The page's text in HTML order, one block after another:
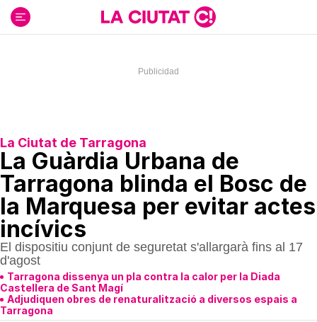
contenido
La Ciutat de Tarragona
La Guàrdia Urbana de
Tarragona blinda el Bosc de
la Marquesa per evitar actes
incívics
El dispositiu conjunt de seguretat s'allargarà fins al 17
d'agost
Tarragona dissenya un pla contra la calor per la Diada
Castellera de Sant Magí
Adjudiquen obres de renaturalització a diversos espais a
Tarragona